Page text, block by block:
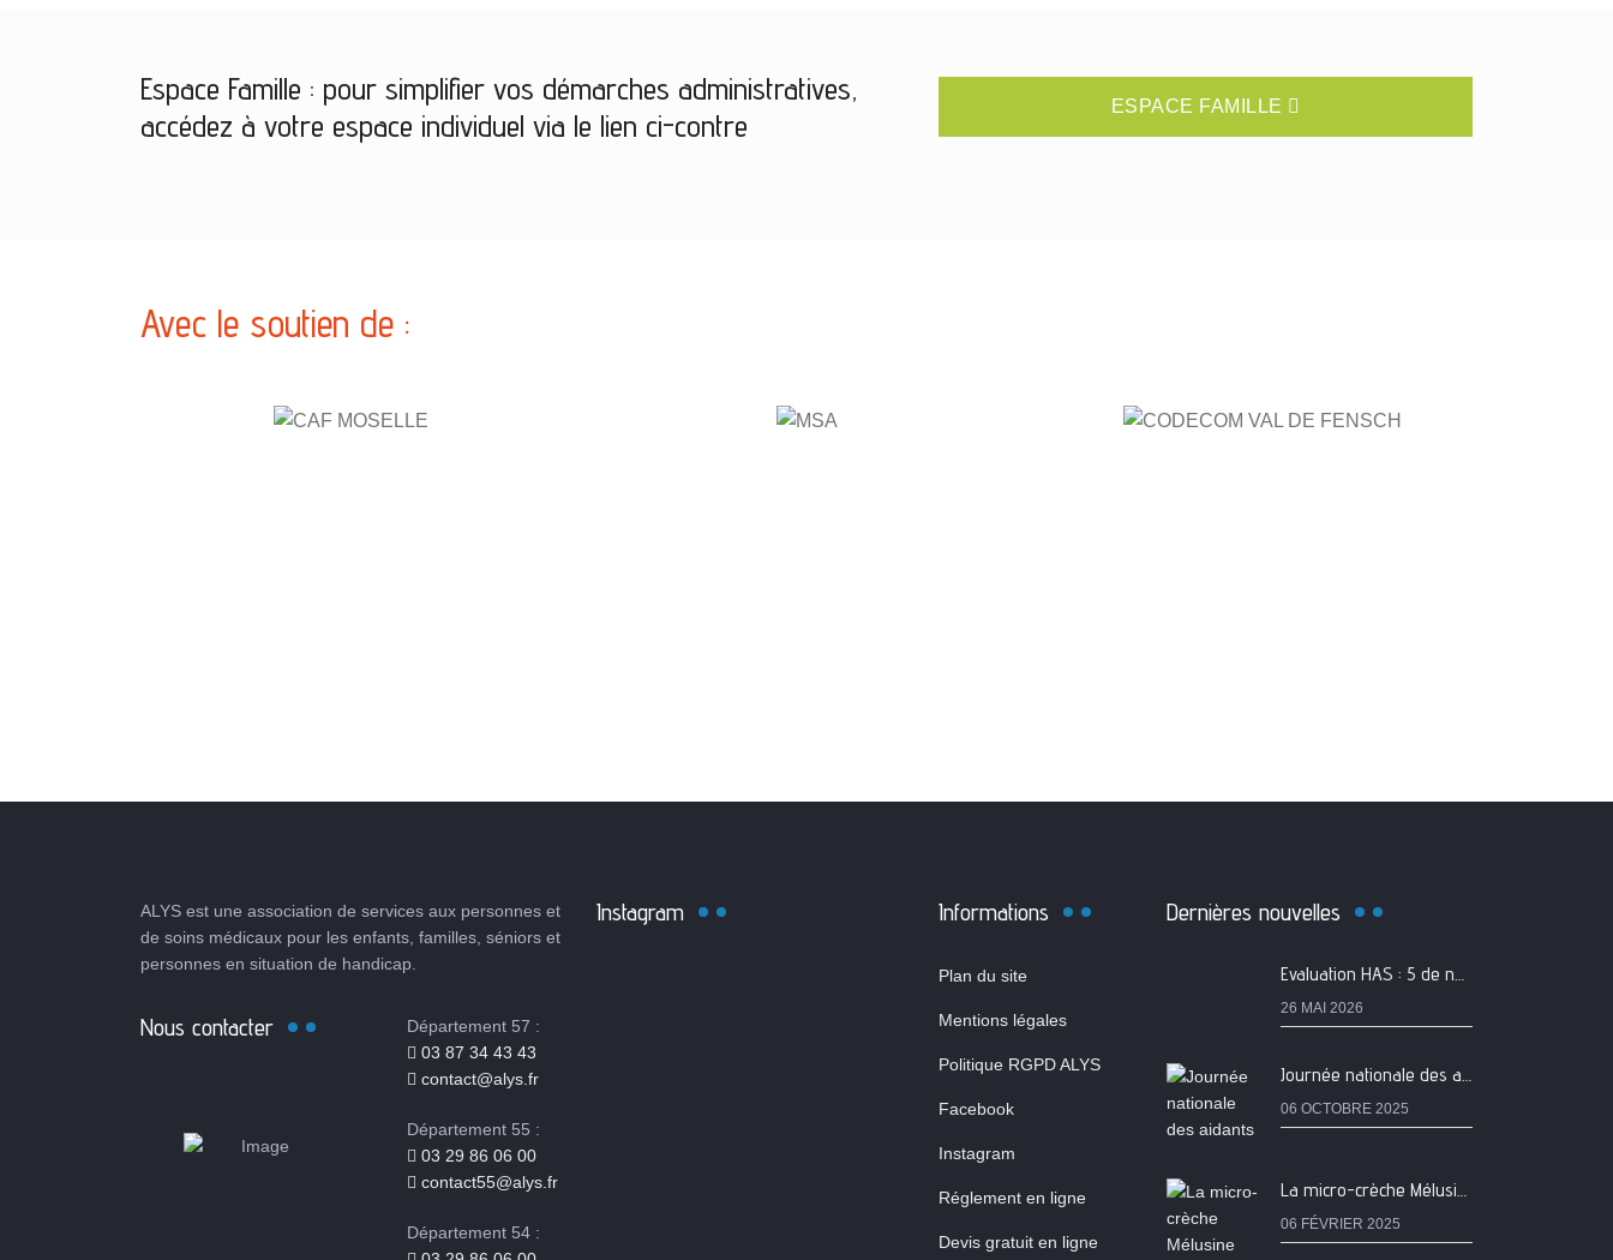
Espace Famille : pour simplifier vos démarches administratives,
accédez à votre espace individuel via le lien ci-contre
ESPACE FAMILLE
Avec le soutien de :
ALYS est une association de services aux personnes et
de soins médicaux pour les enfants, familles, séniors et
personnes en situation de handicap.
Nous contacter
Département 57 :
03 87 34 43 43
contact@alys.fr
Département 55 :
03 29 86 06 00
contact55@alys.fr
Département 54 :
Instagram Informations
Plan du site
Mentions légales
Politique RGPD ALYS
Facebook
Instagram
Réglement en ligne
Devis gratuit en ligne
Dernières nouvelles
Evaluation HAS : 5 de nos services classés A
26 MAI 2026
Journée nationale des aidants
06 OCTOBRE 2025
La micro-crèche Mélusine passe au tarif de la PSU !
06 FÉVRIER 2025